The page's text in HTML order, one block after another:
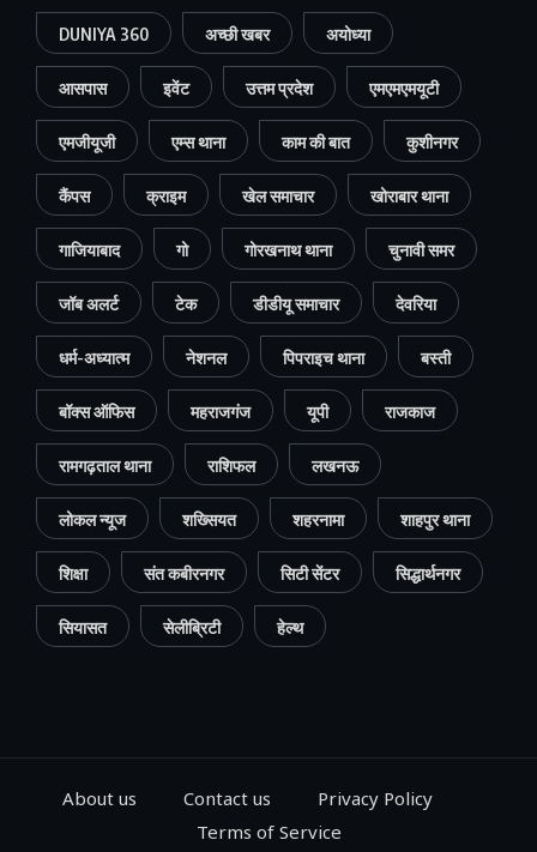
DUNIYA 360 अच्छी खबर अयोध्या
आसपास इवेंट उत्तम प्रदेश एमएमएमयूटी
एमजीयूजी एम्स थाना काम की बात कुशीनगर
कैंपस क्राइम खेल समाचार खोराबार थाना
गाजियाबाद गो गोरखनाथ थाना चुनावी समर
जॉब अलर्ट टेक डीडीयू समाचार देवरिया
धर्म-अध्यात्म नेशनल पिपराइच थाना बस्ती
बॉक्स ऑफिस महराजगंज यूपी राजकाज
रामगढ़ताल थाना राशिफल लखनऊ
लोकल न्यूज शख्सियत शहरनामा शाहपुर थाना
शिक्षा संत कबीरनगर सिटी सेंटर सिद्धार्थनगर
सियासत सेलीब्रिटी हेल्थ
About us Contact us
Privacy Policy
Terms of Service